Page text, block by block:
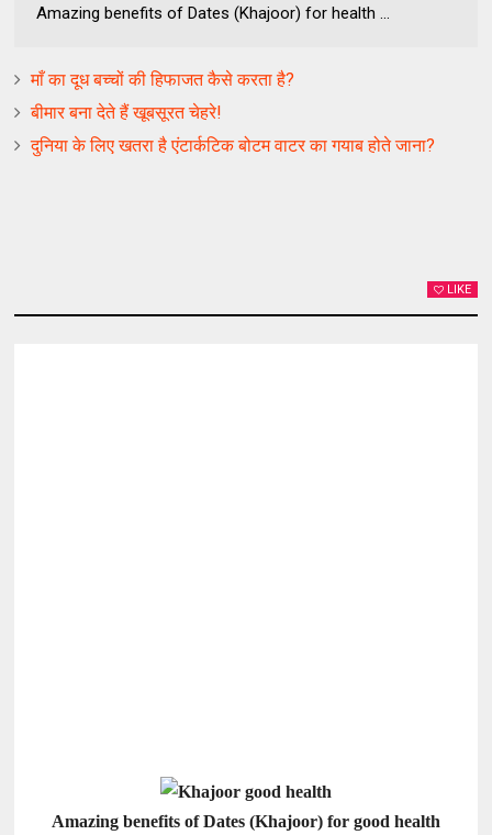
Amazing benefits of Dates (Khajoor) for health ...
माँ का दूध बच्‍चों की हिफाजत कैसे करता है?
बीमार बना देते हैं खूबसूरत चेहरे!
दुनिया के लिए खतरा है एंटार्कटिक बोटम वाटर का गयाब होते जाना?
LIKE
Amazing benefits of Dates (Khajoor) for good health